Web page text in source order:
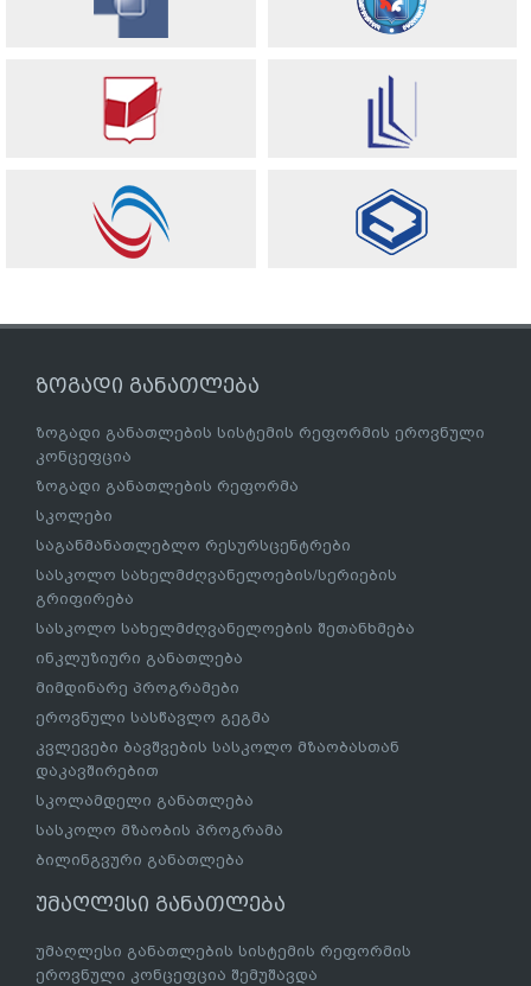
ზოგადი განათლება
ზოგადი განათლების სისტემის რეფორმის ეროვნული
კონცეფცია
ზოგადი განათლების რეფორმა
სკოლები
საგანმანათლებლო რესურსცენტრები
სასკოლო სახელმძღვანელოების/სერიების
გრიფირება
სასკოლო სახელმძღვანელოების შეთანხმება
ინკლუზიური განათლება
მიმდინარე პროგრამები
ეროვნული სასწავლო გეგმა
კვლევები ბავშვების სასკოლო მზაობასთან
დაკავშირებით
სკოლამდელი განათლება
სასკოლო მზაობის პროგრამა
ბილინგვური განათლება
უმაღლესი განათლება
უმაღლესი განათლების სისტემის რეფორმის
ეროვნული კონცეფცია შემუშავდა